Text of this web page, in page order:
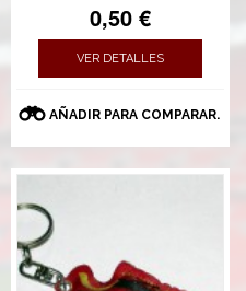
0,50 €
VER DETALLES
AÑADIR PARA COMPARAR.